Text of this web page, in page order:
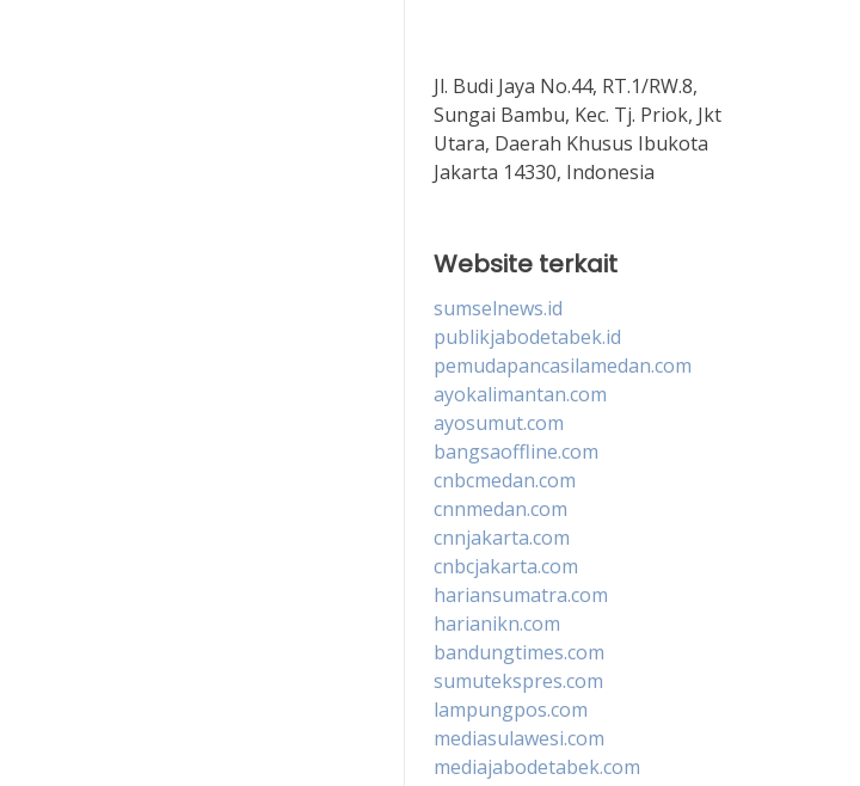
Jl. Budi Jaya No.44, RT.1/RW.8,
Sungai Bambu, Kec. Tj. Priok, Jkt
Utara, Daerah Khusus Ibukota
Jakarta 14330, Indonesia
Website terkait
sumselnews.id
publikjabodetabek.id
pemudapancasilamedan.com
ayokalimantan.com
ayosumut.com
bangsaoffline.com
cnbcmedan.com
cnnmedan.com
cnnjakarta.com
cnbcjakarta.com
hariansumatra.com
harianikn.com
bandungtimes.com
sumutekspres.com
lampungpos.com
mediasulawesi.com
mediajabodetabek.com